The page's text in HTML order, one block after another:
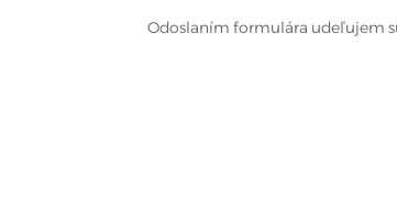
Odoslaním formulára udeľujem